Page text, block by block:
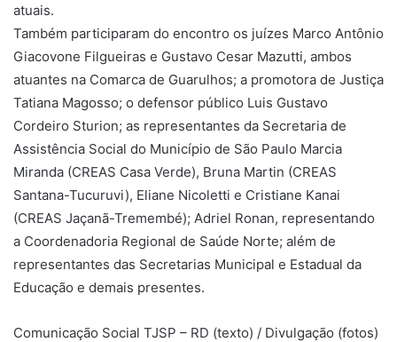
atuais.
Também participaram do encontro os juízes Marco Antônio
Giacovone Filgueiras e Gustavo Cesar Mazutti, ambos
atuantes na Comarca de Guarulhos; a promotora de Justiça
Tatiana Magosso; o defensor público Luis Gustavo
Cordeiro Sturion; as representantes da Secretaria de
Assistência Social do Município de São Paulo Marcia
Miranda (CREAS Casa Verde), Bruna Martin (CREAS
Santana-Tucuruvi), Eliane Nicoletti e Cristiane Kanai
(CREAS Jaçanã-Tremembé); Adriel Ronan, representando
a Coordenadoria Regional de Saúde Norte; além de
representantes das Secretarias Municipal e Estadual da
Educação e demais presentes.
Comunicação Social TJSP – RD (texto) / Divulgação (fotos)